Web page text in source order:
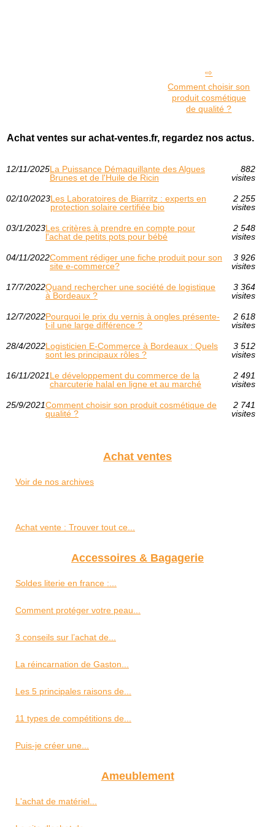
Comment choisir son
produit cosmétique
de qualité ?
Achat ventes sur achat-ventes.fr, regardez nos actus.
12/11/2025La Puissance Démaquillante des Algues
Brunes et de l'Huile de Ricin
882
visites
02/10/2023Les Laboratoires de Biarritz : experts en
protection solaire certifiée bio
2 255
visites
03/1/2023Les critères à prendre en compte pour
l'achat de petits pots pour bébé
2 548
visites
04/11/2022Comment rédiger une fiche produit pour son
site e-commerce?
3 926
visites
17/7/2022Quand rechercher une société de logistique
à Bordeaux ?
3 364
visites
12/7/2022Pourquoi le prix du vernis à ongles présente-
t-il une large différence ?
2 618
visites
28/4/2022Logisticien E-Commerce à Bordeaux : Quels
sont les principaux rôles ?
3 512
visites
16/11/2021Le développement du commerce de la
charcuterie halal en ligne et au marché
2 491
visites
25/9/2021Comment choisir son produit cosmétique de
qualité ?
2 741
visites
Achat ventes
Voir de nos archives
Achat vente : Trouver tout ce...
Accessoires & Bagagerie
Soldes literie en france :...
Comment protéger votre peau...
3 conseils sur l’achat de...
La réincarnation de Gaston...
Les 5 principales raisons de...
11 types de compétitions de...
Puis-je créer une...
Ameublement
L'achat de matériel...